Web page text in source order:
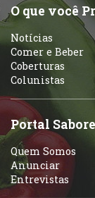
O que você
Notícias
Comer e Beber
Coberturas
Colunistas
Portal
Quem Somos
Anunciar
Entrevistas